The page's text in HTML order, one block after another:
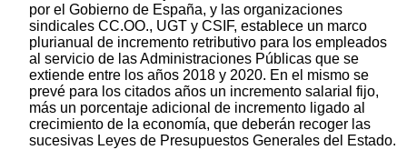
por el Gobierno de España, y las organizaciones
sindicales CC.OO., UGT y CSIF, establece un marco
plurianual de incremento retributivo para los empleados
al servicio de las Administraciones Públicas que se
extiende entre los años 2018 y 2020. En el mismo se
prevé para los citados años un incremento salarial fijo,
más un porcentaje adicional de incremento ligado al
crecimiento de la economía, que deberán recoger las
sucesivas Leyes de Presupuestos Generales del Estado.